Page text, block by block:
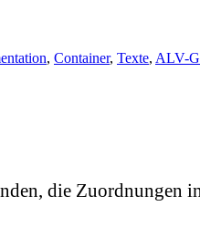
, Container, Texte, ALV-
die